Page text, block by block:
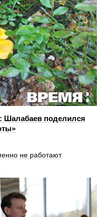
Шалабаев поделился
не работают